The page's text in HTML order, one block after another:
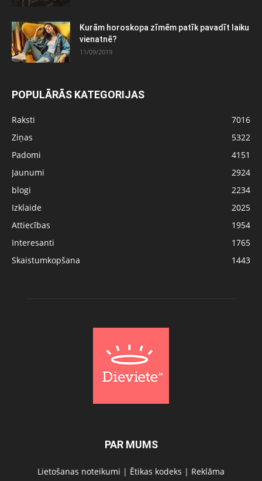
Kurām horoskopa zīmēm patīk pavadīt laiku
vienatnē?
11/09/2019
POPULĀRĀS KATEGORIJAS
Raksti
7016
Ziņas
5322
Padomi
4151
Jaunumi
2924
blogi
2234
Izklaide
2025
Attiecības
1954
Interesanti
1765
Skaistumkopšana
1443
PAR MUMS
Lietošanas noteikumi | Ētikas kodeks | Reklāma